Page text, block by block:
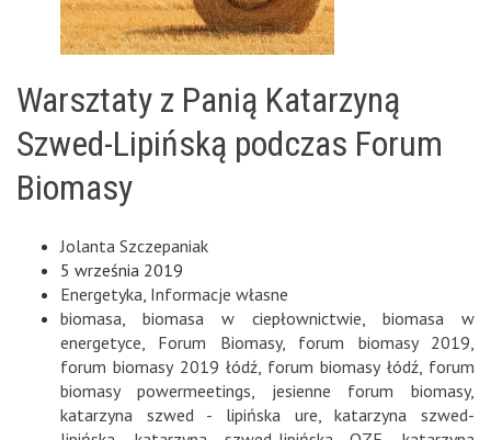
Warsztaty z Panią Katarzyną
Szwed-Lipińską podczas Forum
Biomasy
Jolanta Szczepaniak
5 września 2019
Energetyka Informacje własne
biomasa
biomasa w ciepłownictwie
biomasa w
energetyce
Forum Biomasy, forum biomasy 2019
forum biomasy 2019 łódź, forum biomasy łódź, forum
biomasy powermeetings
jesienne forum biomasy,
katarzyna szwed - lipińska ure ,katarzyna szwed-